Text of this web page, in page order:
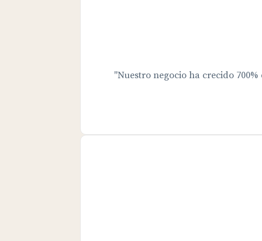
"Nuestro negocio ha crecido